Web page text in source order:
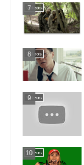
Videos
Videos
Videos
Videos